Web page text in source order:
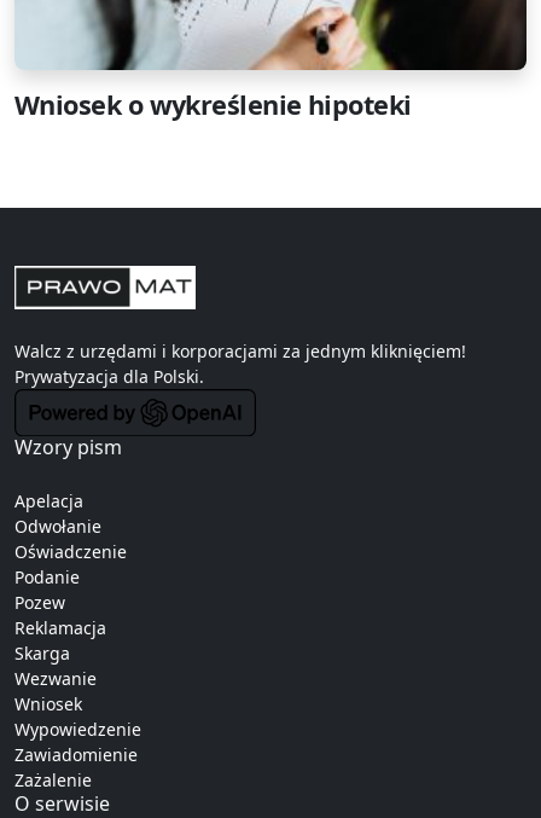
Wniosek o wykreślenie hipoteki
Walcz z urzędami i korporacjami za jednym kliknięciem!
Prywatyzacja dla Polski.
Wzory pism
Apelacja
Odwołanie
Oświadczenie
Podanie
Pozew
Reklamacja
Skarga
Wezwanie
Wniosek
Wypowiedzenie
Zawiadomienie
Zażalenie
O serwisie